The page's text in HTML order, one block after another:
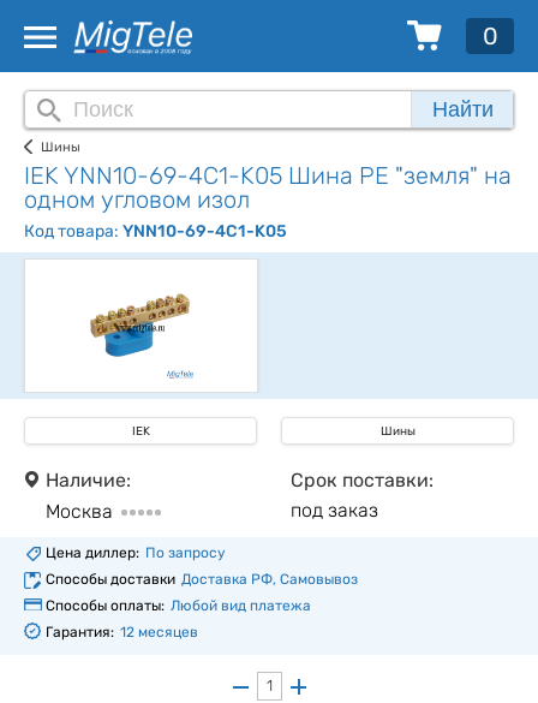
0
Найти
Шины
IEK YNN10-69-4C1-K05 Шина PE "земля" на
одном угловом изол
Код товара: YNN10-69-4C1-K05
IEK Шины
Наличие:
Москва
Срок поставки:
под заказ
Цена диллер: По запросу
Способы доставки Доставка РФ, Самовывоз
Способы оплаты: Любой вид платежа
Гарантия: 12 месяцев